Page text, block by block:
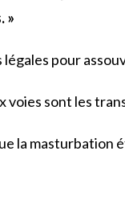
»
pour
sont les
la